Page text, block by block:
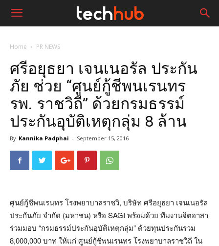
Home PR NEWS
ศรีอยุธยา เจนเนอรัล ประกัน
ภัย ช่วย “ศูนย์กู้ชีพนเรนทร
รพ. ราชวิถี” ด้วยกรมธรรม์
ประกันอุบัติเหตุกลุ่ม 8 ล้าน
By Kannika Padphai - September 15, 2016
ศูนย์กู้ชีพนเรนทร โรงพยาบาลราชวิ, บริษัท ศรีอยุธยา เจนเนอรัล
ประกันภัย จำกัด (มหาชน) หรือ SAGI พร้อมด้วย ทีมงานจิตอาสา
ร่วมมอบ “กรมธรรม์ประกันอุบัติเหตุกลุ่ม” ด้วยทุนประกันรวม
8,000,000 บาท ให้แก่ ศูนย์กู้ชีพนเรนทร โรงพยาบาลราชวิถี ใน